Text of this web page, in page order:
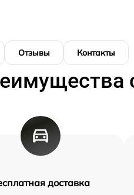
Отзывы Контакты
доставка